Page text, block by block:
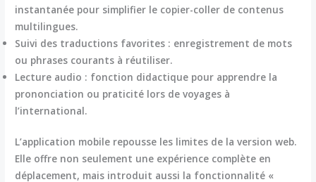
instantanée pour simplifier le copier-coller de contenus
multilingues.
Suivi des traductions favorites : enregistrement de mots
ou phrases courants à réutiliser.
Lecture audio : fonction didactique pour apprendre la
prononciation ou praticité lors de voyages à
l’international.
L’application mobile repousse les limites de la version web.
Elle offre non seulement une expérience complète en
déplacement, mais introduit aussi la fonctionnalité «